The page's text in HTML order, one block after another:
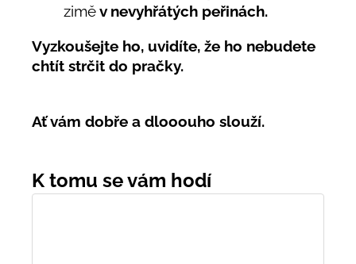
ziměv nevyhřátých peřinách.
Vyzkoušejte ho, uvidíte, že ho nebudete
chtít strčit do pračky.
Ať vám dobře a dlooouho slouží.